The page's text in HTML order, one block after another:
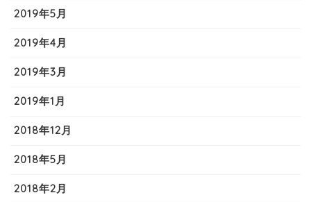
2019年5月
2019年4月
2019年3月
2019年1月
2018年12月
2018年5月
2018年2月